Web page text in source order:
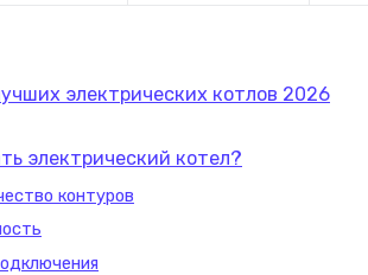
электрических котлов 2026
электрический котел?
контуров